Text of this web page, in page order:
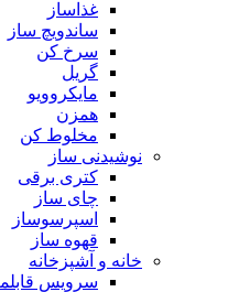
غذاساز
ساندویچ ساز
سرخ کن
گریل
مایکروویو
همزن
مخلوط کن
نوشیدنی ساز
کتری برقی
چای ساز
اسپرسوساز
قهوه ساز
خانه و آشپزخانه
سرویس